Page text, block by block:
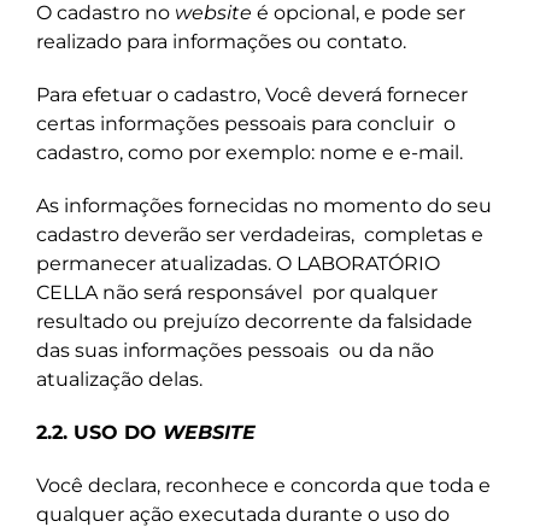
O cadastro no website é opcional, e pode ser
realizado para informações ou contato.
Para efetuar o cadastro, Você deverá fornecer
certas informações pessoais para concluir o
cadastro, como por exemplo: nome e e-mail.
As informações fornecidas no momento do seu
cadastro deverão ser verdadeiras, completas e
permanecer atualizadas. O LABORATÓRIO
CELLA não será responsável por qualquer
resultado ou prejuízo decorrente da falsidade
das suas informações pessoais ou da não
atualização delas.
2.2. USO DO WEBSITE
Você declara, reconhece e concorda que toda e
qualquer ação executada durante o uso do